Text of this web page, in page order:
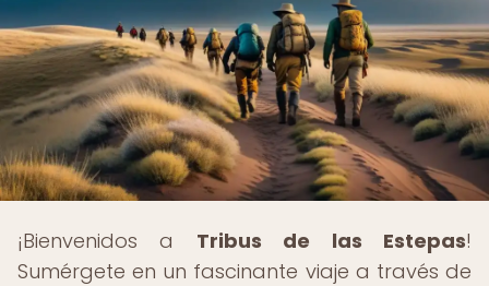
¡Bienvenidos a Tribus de las Estepas!
Sumérgete en un fascinante viaje a través de